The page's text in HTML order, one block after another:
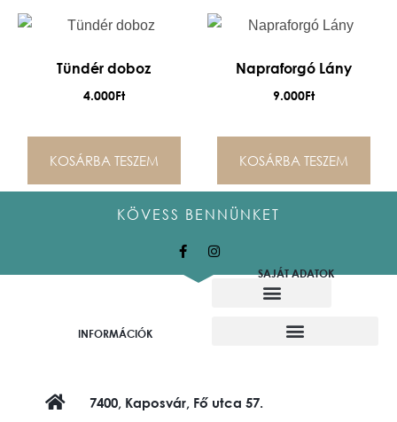
Tündér doboz
4.000Ft
KOSÁRBA TESZEM
Napraforgó Lány
9.000Ft
KOSÁRBA TESZEM
KÖVESS BENNÜNKET
INFORMÁCIÓK
SAJÁT ADATOK
7400, Kaposvár, Fő utca 57.